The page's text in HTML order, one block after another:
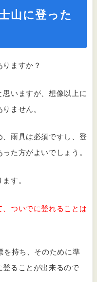
山に登った
ますか？
いますが、想像以上に
ません。
雨具は必須ですし、登
た方がよいでしょう。
す。
ついでに登れることは
を持ち、そのために準
ることが出来るので